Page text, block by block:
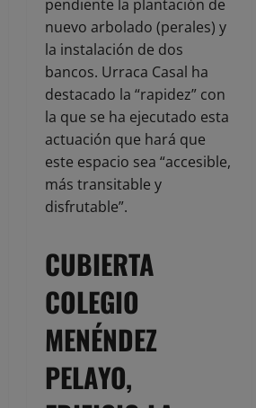
pendiente la plantación de
nuevo arbolado (perales) y
la instalación de dos
bancos. Urraca Casal ha
destacado la “rapidez” con
la que se ha ejecutado esta
actuación que hará que
este espacio sea “accesible,
más transitable y
disfrutable”.
CUBIERTA
COLEGIO
MENÉNDEZ
PELAYO,